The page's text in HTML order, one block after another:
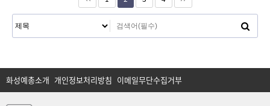
화성예총소개 개인정보처리방침 이메일무단수집거부